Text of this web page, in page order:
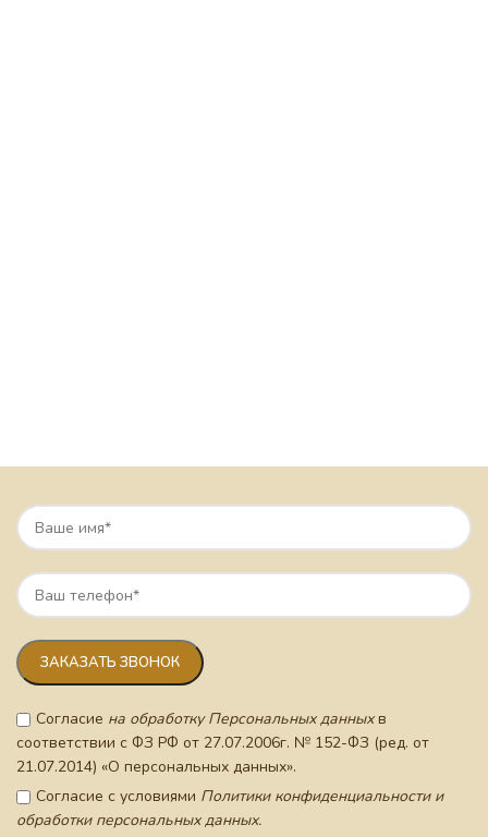
Согласие на обработку Персональных данныхв
соответствии с ФЗ РФ от 27.07.2006г. № 152-ФЗ (ред. от
21.07.2014) «О персональных данных».
Согласие с условиями Политики конфиденциальности и
обработки персональных данных.